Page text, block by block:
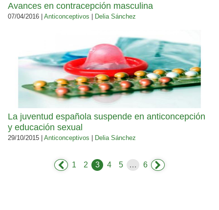
Avances en contracepción masculina
07/04/2016 | Anticonceptivos Delia Sánchez
La juventud española suspende en anticoncepción
y educación sexual
29/10/2015 | Anticonceptivos Delia Sánchez
1 2 3 4 5 … 6